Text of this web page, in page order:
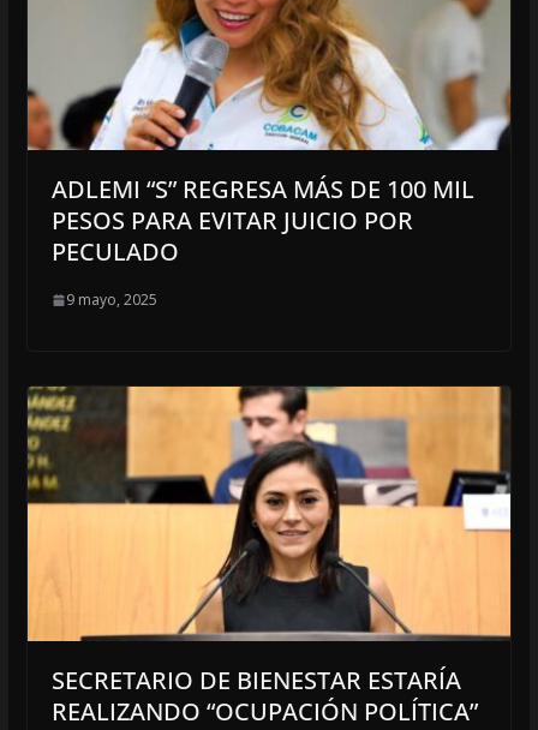
ADLEMI “S” REGRESA MÁS DE 100 MIL
PESOS PARA EVITAR JUICIO POR
PECULADO
9 mayo, 2025
SECRETARIO DE BIENESTAR ESTARÍA
REALIZANDO “OCUPACIÓN POLÍTICA”